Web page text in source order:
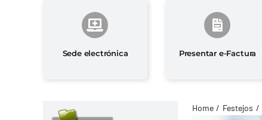
Sede electrónica Presentar e-Factura
Home Festejos